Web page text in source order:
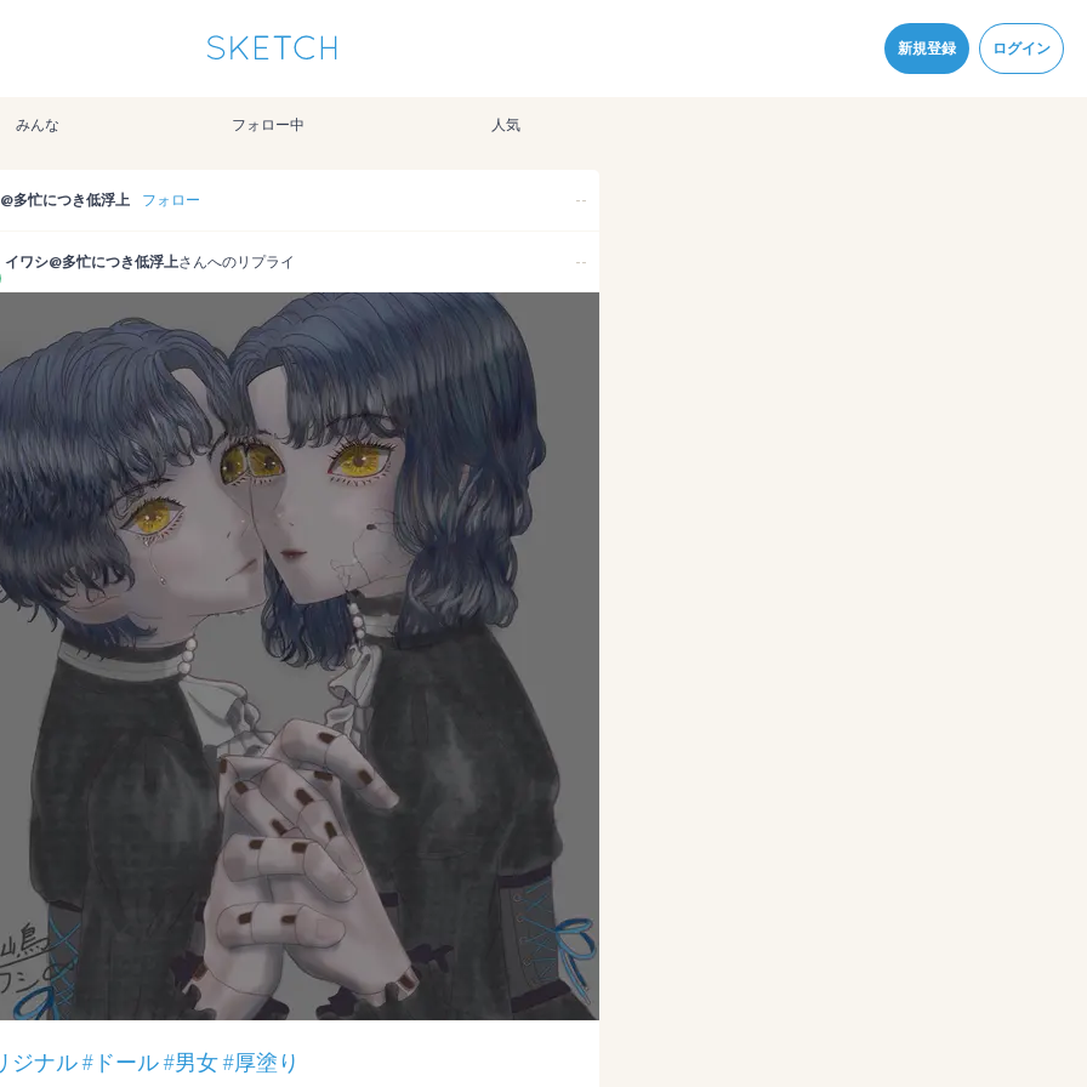
プライパシーポリシー を改定しました。
新規登録
ログイン
pixiv Sketchアプリでさらに快適に！
みんな フォロー中 人気
多忙につき低浮上 フォロー --
イワシ@多忙につき低浮上さんへのリプライ --
ジナル#ドール#男女#厚塗り